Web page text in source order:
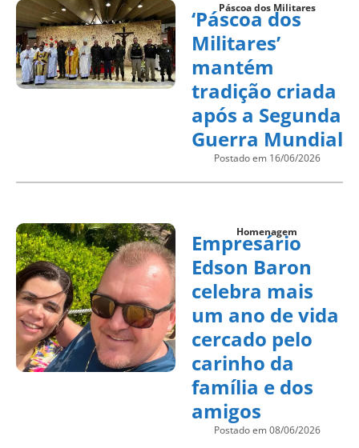
Páscoa dos Militares
‘Páscoa dos
Militares’
mantém
tradição criada
após a Segunda
Guerra Mundial
Postado em 16/06/2026
Homenagem
Empresário
Edson Baron
celebra mais
um ano de vida
cercado pelo
carinho da
família e dos
amigos
Postado em 08/06/2026